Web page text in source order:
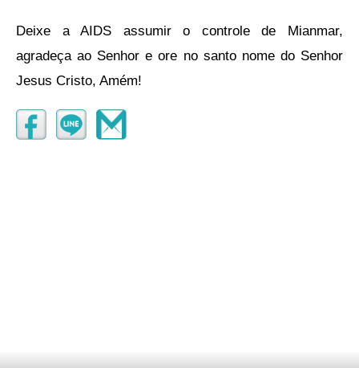
Deixe a AIDS assumir o controle de Mianmar,
agradeça ao Senhor e ore no santo nome do Senhor
Jesus Cristo, Amém!